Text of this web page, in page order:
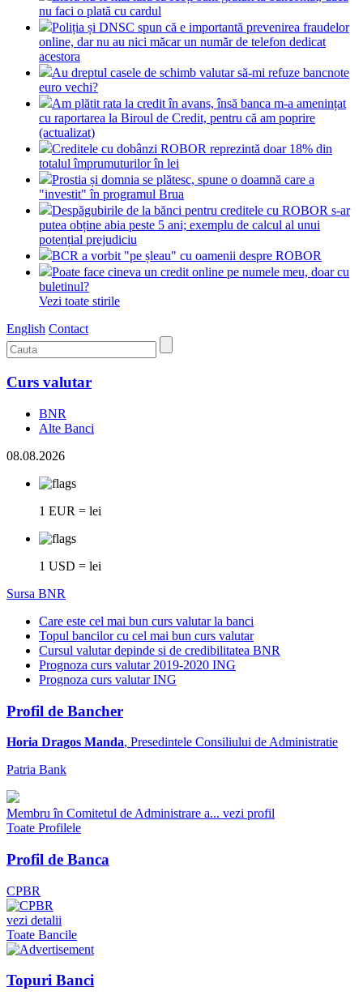
nu faci o plată cu cardul
Poliția și DNSC spun că e importantă prevenirea fraudelor
online, dar nu au nici măcar un număr de telefon dedicat
acestora
Au dreptul casele de schimb valutar să-mi refuze bancnote
euro vechi?
Am plătit rata la credit în avans, însă banca m-a amenințat
cu raportarea la Biroul de Credit, pentru că am poprire
(actualizat)
Creditele cu dobânzi ROBOR reprezintă doar 18% din
totalul împrumuturilor în lei
Prostia și domnia se plătesc, spune o doamnă care a
"investit" în programul Brua
Despăgubirile de la bănci pentru creditele cu ROBOR s-ar
putea obține abia peste 5 ani; exemplu de calcul al unui
potențial prejudiciu
BCR a vorbit "pe șleau" cu oamenii despre ROBOR
Poate face cineva un credit online pe numele meu, doar cu
buletinul?
Vezi toate stirile
English Contact
Curs valutar
BNR
Alte Banci
08.08.2026
1 EUR = lei
1 USD = lei
Sursa BNR
Care este cel mai bun curs valutar la banci
Topul bancilor cu cel mai bun curs valutar
Cursul valutar depinde si de credibilitatea BNR
Prognoza curs valutar 2019-2020 ING
Prognoza curs valutar ING
Profil de Bancher
Horia Dragos Manda, Presedintele Consiliului de Administratie
Patria Bank
Membru în Comitetul de Administrare a... vezi profil
Toate Profilele
Profil de Banca
CPBR
vezi detalii
Toate Bancile
Topuri Banci